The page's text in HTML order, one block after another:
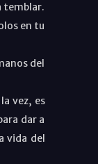
temblar.
en tu
del
vez, es
dar a
vida del